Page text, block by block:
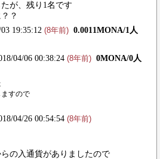
が、残り1名です
？
03 19:35:12 (8年前) 0.0011MONA/1人
04/06 00:38:24 (8年前) 0MONA/0人
すので
04/26 00:54:54 (8年前)
の入通貨がありましたので